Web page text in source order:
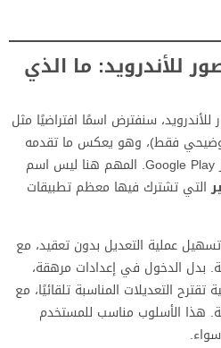
للأندرويد: ما الذي
سنفترض اسمًا افتراضيًا مثل
فقط)، وهو يعكس ما تقدمه
أغلب التطبيقات الرائجة في متجر Google Play. المهم هنا ليس اسم
التي تشترك فيها معظم تطبيقات
عملية التعديل بدون تعقيد، مع
بدل الدخول في إعدادات مرهقة،
التعديلات المناسبة تلقائيًا، مع
هذا الأسلوب مناسب للمستخدم